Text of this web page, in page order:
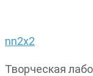
nn2x2
Творческая